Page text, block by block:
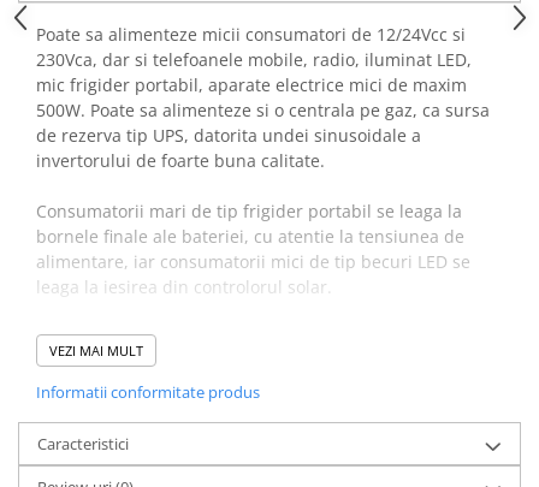
Baterii si acumulatori gel si VRLA
6-12 V
Baterii si acumulatori AGM VRLA
de 6-12 V
Acumulatori Moto, ATV
GEL
AGM
Li-Ion
SLA AGM (Sealed Lead Acid)
Deep Cycle - Tractiune/Semi-
Marine & Caravan
APC
Pachete acumulatori VRLA
Sisteme de management (BMS)
Poate sa alimenteze micii consumatori de 12/24Vcc si
230Vca, dar si telefoanele mobile, radio, iluminat LED,
mic frigider portabil, aparate electrice mici de maxim
500W. Poate sa alimenteze si o centrala pe gaz, ca sursa
de rezerva tip UPS, datorita undei sinusoidale a
invertorului de foarte buna calitate.
Consumatorii mari de tip frigider portabil se leaga la
bornele finale ale bateriei, cu atentie la tensiunea de
alimentare, iar consumatorii mici de tip becuri LED se
leaga la iesirea din controlorul solar.
NU se leaga la o singura baterie ci la extremitatile finale
ale bancului de baterii.
electric si un aparat de masura!!!
VEZI MAI MULT
Informatii conformitate produs
Caracteristici